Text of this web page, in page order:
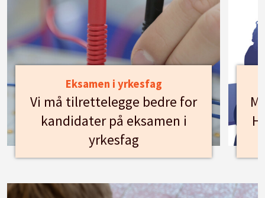
Eksamen i yrkesfag
Vi må tilrettelegge bedre for
kandidater på eksamen i
yrkesfag